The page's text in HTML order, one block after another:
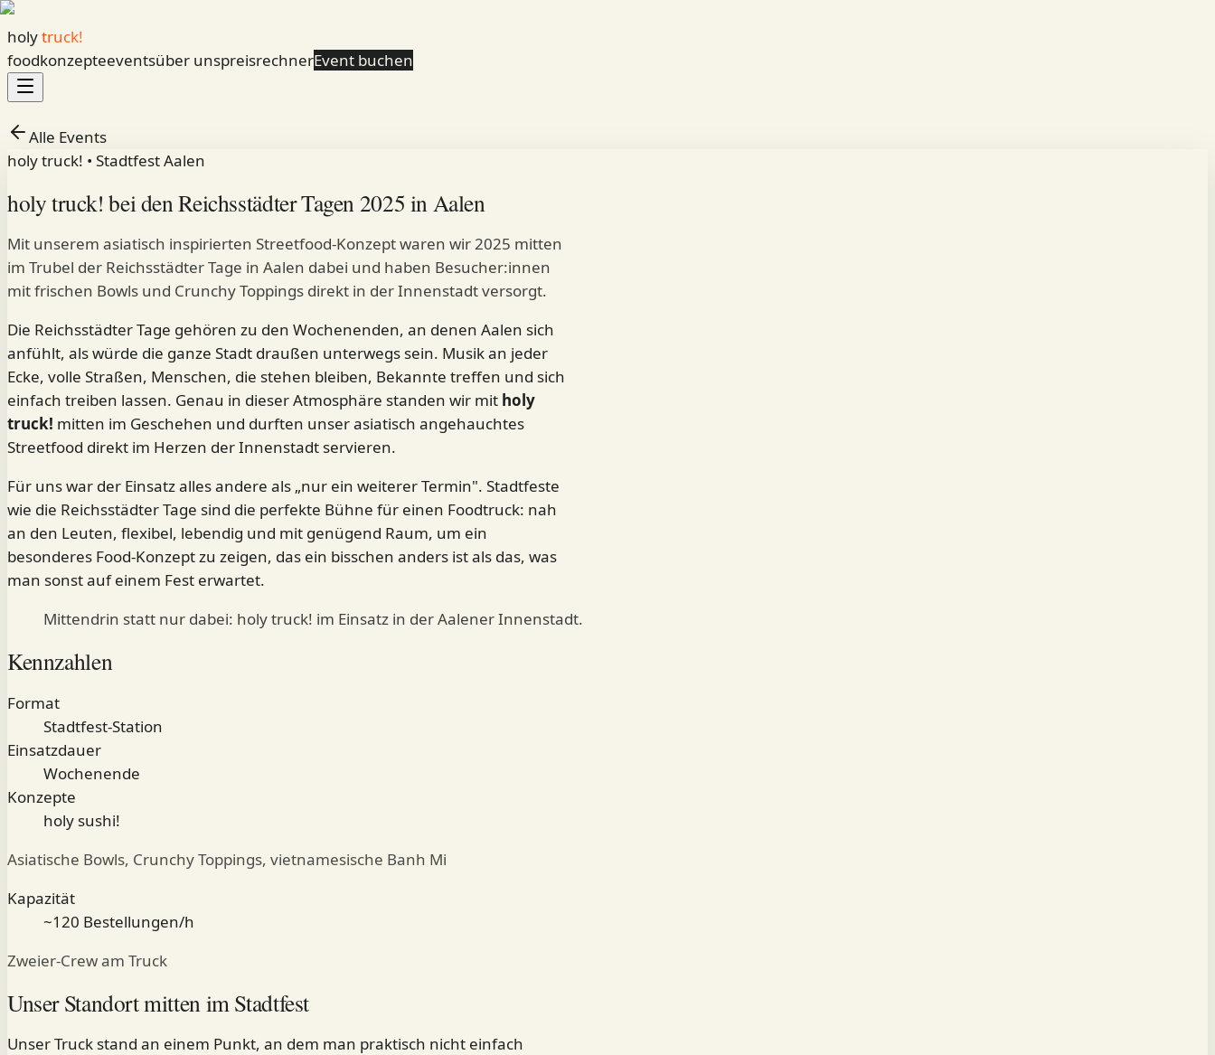
holytruck!
foodkonzepteeventsüber unspreisrechnerEvent buchen
Alle Events
holy truck! • Stadtfest Aalen
holy truck! bei den Reichsstädter Tagen 2025 in Aalen
Mit unserem asiatisch inspirierten Streetfood-Konzept waren wir 2025 mitten
im Trubel der Reichsstädter Tage in Aalen dabei und haben Besucher:innen
mit frischen Bowls und Crunchy Toppings direkt in der Innenstadt versorgt.
Die Reichsstädter Tage gehören zu den Wochenenden, an denen Aalen sich
anfühlt, als würde die ganze Stadt draußen unterwegs sein. Musik an jeder
Ecke, volle Straßen, Menschen, die stehen bleiben, Bekannte treffen und sich
einfach treiben lassen. Genau in dieser Atmosphäre standen wir mit holy
truck! mitten im Geschehen und durften unser asiatisch angehauchtes
Streetfood direkt im Herzen der Innenstadt servieren.
Für uns war der Einsatz alles andere als „nur ein weiterer Termin". Stadtfeste
wie die Reichsstädter Tage sind die perfekte Bühne für einen Foodtruck: nah
an den Leuten, flexibel, lebendig und mit genügend Raum, um ein
besonderes Food-Konzept zu zeigen, das ein bisschen anders ist als das, was
man sonst auf einem Fest erwartet.
Mittendrin statt nur dabei: holy truck! im Einsatz in der Aalener Innenstadt.
Kennzahlen
Format
Stadtfest-Station
Einsatzdauer
Wochenende
Konzepte
holy sushi!
Asiatische Bowls, Crunchy Toppings, vietnamesische Banh Mi
Kapazität
~120 Bestellungen/h
Zweier-Crew am Truck
Unser Standort mitten im Stadtfest
Unser Truck stand an einem Punkt, an dem man praktisch nicht einfach